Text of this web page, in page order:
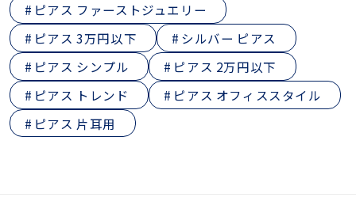
ピアス ファーストジュエリー
ピアス 3万円以下
シルバー ピアス
ピアス シンプル
ピアス 2万円以下
ピアス トレンド
ピアス オフィススタイル
ピアス 片耳用